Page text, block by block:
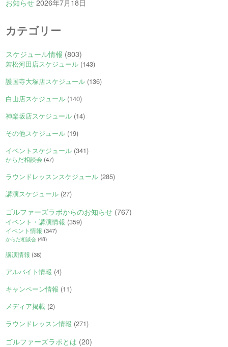
お知らせ2026年7月18日
カテゴリー
スケジュール情報 (803)
若松河田店スケジュール (143)
護国寺大塚店スケジュール (136)
白山店スケジュール (140)
神楽坂店スケジュール (14)
その他スケジュール (19)
イベントスケジュール (341)
からだ相談会 (47)
ラウンドレッスンスケジュール (285)
講演スケジュール (27)
ゴルファーズラボからのお知らせ (767)
イベント・講演情報 (359)
イベント情報 (347)
からだ相談会 (48)
講演情報 (36)
アルバイト情報 (4)
キャンペーン情報 (11)
メディア掲載 (2)
ラウンドレッスン情報 (271)
ゴルファーズラボとは (20)